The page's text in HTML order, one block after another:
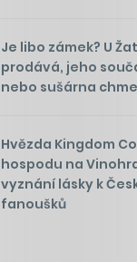
Je libo zámek? U
prodává, jeho
nebo sušárna
Hvězda Kingdom
hospodu na
vyznání lásky k
fanoušků